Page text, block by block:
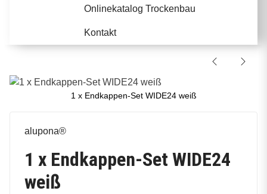
Onlinekatalog Trockenbau
Kontakt
alupona®
1 x Endkappen-Set WIDE24
weiß
1 x Endkappen-Set WIDE24 weiß